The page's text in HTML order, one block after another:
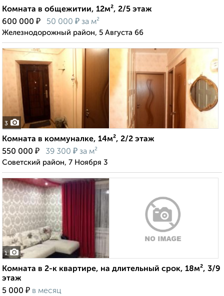
Комната в общежитии, 12м², 2/5 этаж
600 000 ₽ 50 000 ₽ за м²
Железнодорожный район, 5 Августа 66
3
Комната в коммуналке, 14м², 2/2 этаж
550 000 ₽ 39 300 ₽ за м²
Советский район, 7 Ноября 3
1
Комната в 2-к квартире, на длительный срок, 18м², 3/9
этаж
5 000 ₽ в месяц